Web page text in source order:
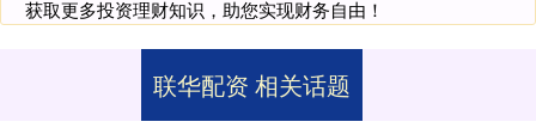
获取更多投资理财知识，助您实现财务自由！
联华配资 相关话题